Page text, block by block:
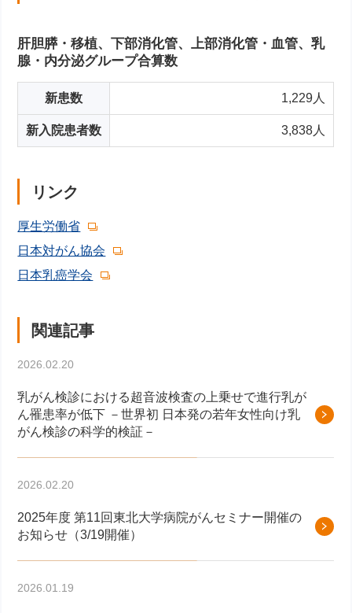
肝胆膵・移植、下部消化管、上部消化管・血管、乳
腺・内分泌グループ合算数
新患数 1,229人
新入院患者数 3,838人
リンク
厚生労働省
日本対がん協会
日本乳癌学会
関連記事
2026.02.20
乳がん検診における超音波検査の上乗せで進行乳が
ん罹患率が低下 －世界初 日本発の若年女性向け乳
がん検診の科学的検証－
2026.02.20
2025年度 第11回東北大学病院がんセミナー開催の
お知らせ（3/19開催）
2026.01.19